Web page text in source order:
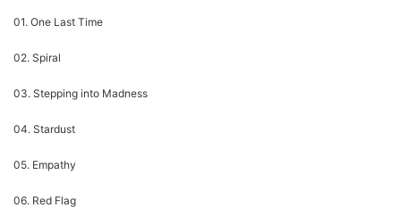
01. One Last Time
02. Spiral
03. Stepping into Madness
04. Stardust
05. Empathy
06. Red Flag